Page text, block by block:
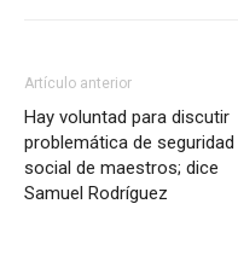
Artículo anterior
Hay voluntad para discutir
problemática de seguridad
social de maestros; dice
Samuel Rodríguez